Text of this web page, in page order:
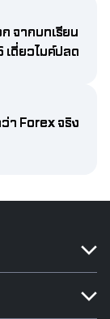
จากบทเรียน
เดี่ยวไมค์ปลด
า Forex จริง